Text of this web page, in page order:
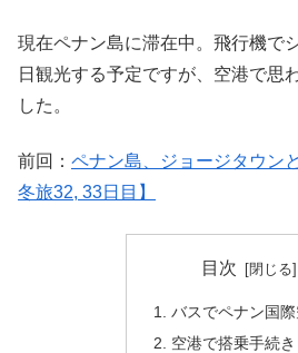
現在ペナン島に滞在中。飛行機で
日観光する予定ですが、空港で思
した。
前回： ペナン島、ジョージタウン
冬旅32, 33日目】
目次
バスでペナン国
空港で搭乗手続き